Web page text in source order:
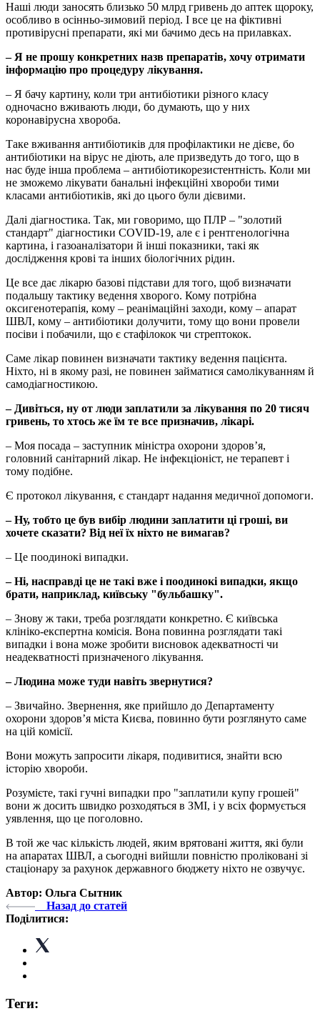
Наші люди заносять близько 50 млрд гривень до аптек щороку,
особливо в осінньо-зимовий період. І все це на фіктивні
противірусні препарати, які ми бачимо десь на прилавках.
– Я не прошу конкретних назв препаратів, хочу отримати
інформацію про процедуру лікування.
– Я бачу картину, коли три антибіотики різного класу
одночасно вживають люди, бо думають, що у них
коронавірусна хвороба.
Таке вживання антибіотиків для профілактики не дієве, бо
антибіотики на вірус не діють, але призведуть до того, що в
нас буде інша проблема – антибіотикорезистентність. Коли ми
не зможемо лікувати банальні інфекційні хвороби тими
класами антибіотиків, які до цього були дієвими.
Далі діагностика. Так, ми говоримо, що ПЛР – "золотий
стандарт" діагностики COVID-19, але є і рентгенологічна
картина, і газоаналізатори й інші показники, такі як
дослідження крові та інших біологічних рідин.
Це все дає лікарю базові підстави для того, щоб визначати
подальшу тактику ведення хворого. Кому потрібна
оксигенотерапія, кому – реанімаційні заходи, кому – апарат
ШВЛ, кому – антибіотики долучити, тому що вони провели
посіви і побачили, що є стафілокок чи стрептокок.
Саме лікар повинен визначати тактику ведення пацієнта.
Ніхто, ні в якому разі, не повинен займатися самолікуванням й
самодіагностикою.
– Дивіться, ну от люди заплатили за лікування по 20 тисяч
гривень, то хтось же їм те все призначив, лікарі.
– Моя посада – заступник міністра охорони здоров’я,
головний санітарний лікар. Не інфекціоніст, не терапевт і
тому подібне.
Є протокол лікування, є стандарт надання медичної допомоги.
– Ну, тобто це був вибір людини заплатити ці гроші, ви
хочете сказати? Від неї їх ніхто не вимагав?
– Це поодинокі випадки.
– Ні, насправді це не такі вже і поодинокі випадки, якщо
брати, наприклад, київську "бульбашку".
– Знову ж таки, треба розглядати конкретно. Є київська
клініко-експертна комісія. Вона повинна розглядати такі
випадки і вона може зробити висновок адекватності чи
неадекватності призначеного лікування.
– Людина може туди навіть звернутися?
– Звичайно. Звернення, яке прийшло до Департаменту
охорони здоров’я міста Києва, повинно бути розглянуто саме
на цій комісії.
Вони можуть запросити лікаря, подивитися, знайти всю
історію хвороби.
Розумієте, такі гучні випадки про "заплатили купу грошей"
вони ж досить швидко розходяться в ЗМІ, і у всіх формується
уявлення, що це поголовно.
В той же час кількість людей, яким врятовані життя, які були
на апаратах ШВЛ, а сьогодні вийшли повністю проліковані зі
стаціонару за рахунок державного бюджету ніхто не озвучує.
Автор: Ольга Сытник
Назад до статей
Поділитися:
Теги: